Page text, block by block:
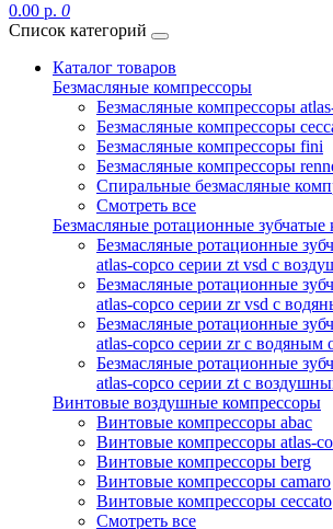
0.00 р. 0
Список категорий
Каталог товаров
Безмасляные компрессоры
Безмасляные компрессоры
Безмасляные компрессоры
Безмасляные компрессоры fini
Безмасляные компрессоры
Спиральные безмасляные
Смотреть все
Безмасляные ротационные зубчатые
Безмасляные ротационные
atlas-copco серии zt vsd с
Безмасляные ротационные
atlas-copco серии zr vsd с
Безмасляные ротационные
atlas-copco серии zr с водяным
Безмасляные ротационные
atlas-copco серии zt с
Винтовые воздушные компрессоры
Винтовые компрессоры abac
Винтовые компрессоры atlas-
Винтовые компрессоры berg
Винтовые компрессоры camaro
Винтовые компрессоры ceccato
Смотреть все